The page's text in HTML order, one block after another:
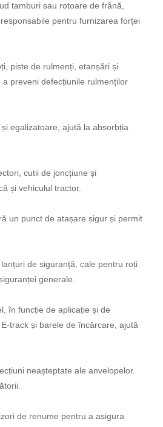
tamburi sau rotoare de frână,
pentru furnizarea forței
piste de rulmenți, etanșări și
preveni defecțiunile rulmenților
egalizatoare, ajută la absorbția
cutii de joncțiune și
și vehiculul tractor.
un punct de atașare sigur și permit
de siguranță, cale pentru roți
generale.
în funcție de aplicație și de
track și barele de încărcare, ajută
neașteptate ale anvelopelor.
de renume pentru a asigura